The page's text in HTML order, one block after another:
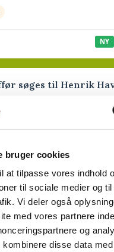
bruger cookies
at tilpasse vores indhold
til sociale medier og til
Vi deler også
med vores partnere
og
disse data
NY
søges til Henrik
til griseproduktion